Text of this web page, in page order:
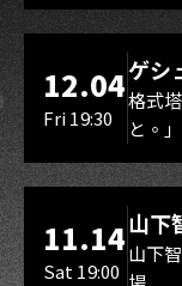
LIVE
12.04
Fri 19:30
ゲシ
格式
と。
11.14
Sat 19:00
山下
山下